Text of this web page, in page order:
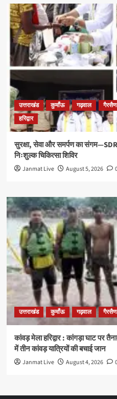
उत्तराखंड कुमाँऊ गढ़वाल गैरसैण
हरिद्वार
सुरक्षा, सेवा और समर्पण का
निःशुल्क चिकित्सा शिविर
Janmat Live August 5, 2026
उत्तराखंड कुमाँऊ गढ़वाल गैरसैण
कांवड़ मेला हरिद्वार : कांगड़ा घाट
में तीन कांवड़ यात्रियों की बचाई जान
Janmat Live August 4, 2026